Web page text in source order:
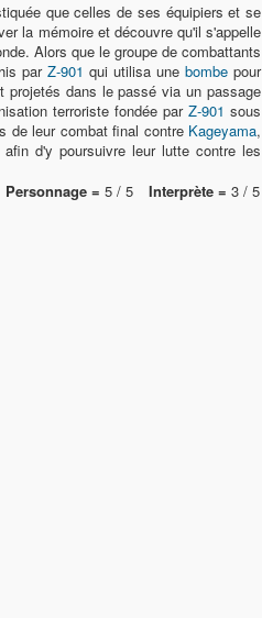
que celles de ses équipiers et se
la mémoire et découvre qu'il s'appelle
Alors que le groupe de combattants
par Z-901 qui utilisa une bombe pour
projetés dans le passé via un passage
terroriste fondée parZ-901 sous
de leur combat final contre Kageyama,
d'y poursuivre leur lutte contre les
Personnage = 5 / 5 Interprète = 3 / 5